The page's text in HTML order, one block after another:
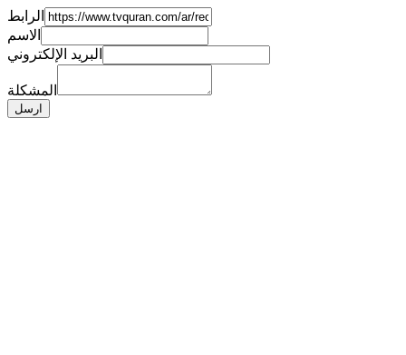
الرابط
الاسم
البريد الإلكتروني
المشكلة
ارسل